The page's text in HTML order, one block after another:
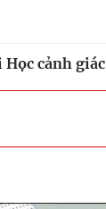
cảnh giác